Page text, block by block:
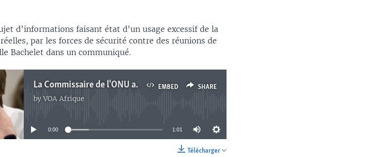
d'informations faisant état d'un usage excessif de la
par les forces de sécurité contre des réunions de
Bachelet dans un communiqué.
EMBED SHARE
La Commissaire de l'ONU aux droits de l'Homme dénonce des violences contre des candidats de l'opposition
byVOA Afrique
media source currently available
0:00 1:01
Télécharger